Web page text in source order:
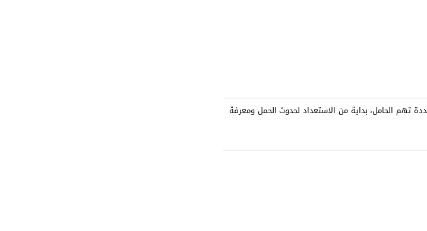
تهم الحامل، بداية من الاستعداد لحدوث الحمل ومعرفة